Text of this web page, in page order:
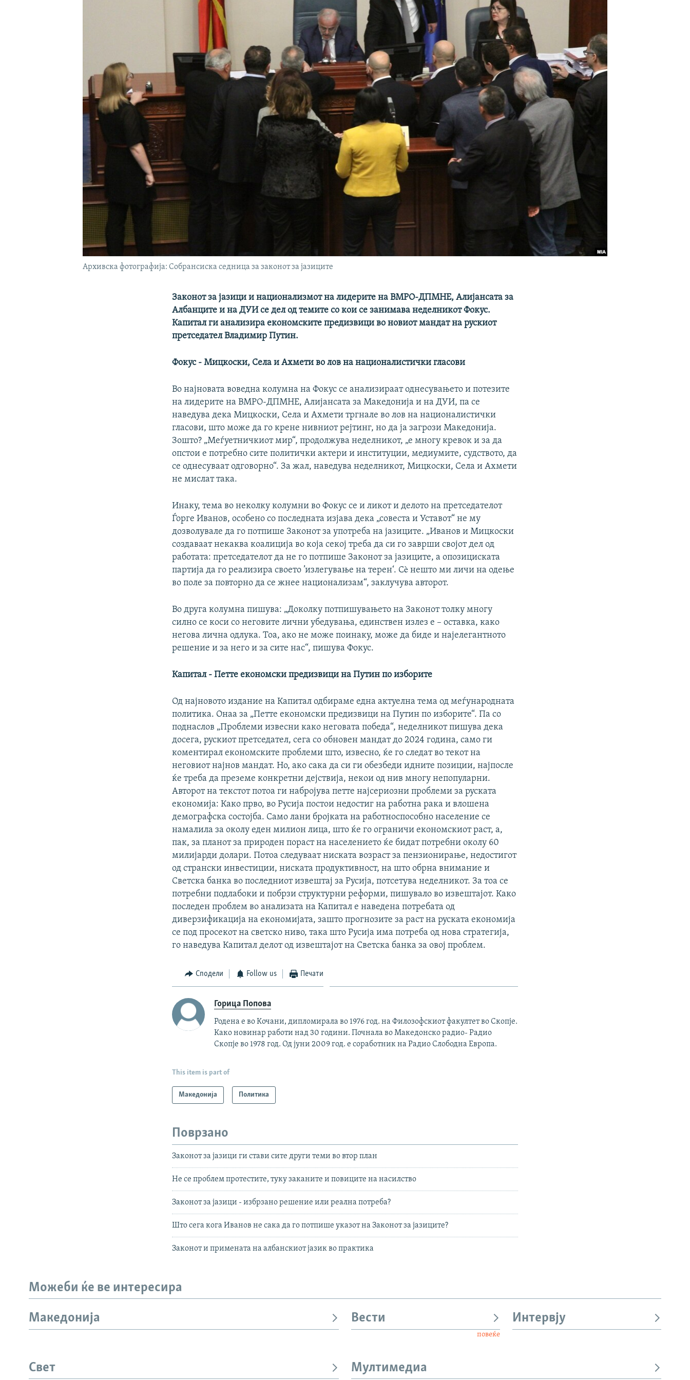
Архивска фотографија: Собрансиска седница за законот за јазиците
Законот за јазици и национализмот на лидерите на ВМРО-ДПМНЕ, Алијансата за
Албанците и на ДУИ се дел од темите со кои се занимава неделникот Фокус.
Капитал ги анализира економските предизвици во новиот мандат на рускиот
претседател Владимир Путин.
Фокус - Мицкоски, Села и Ахмети во лов на националистички гласови
Во најновата воведна колумна на Фокус се анализираат однесувањето и потезите
на лидерите на ВМРО-ДПМНЕ, Алијансата за Македонија и на ДУИ, па се
наведува дека Мицкоски, Села и Ахмети тргнале во лов на националистички
гласови, што може да го крене нивниот рејтинг, но да ја загрози Македонија.
Зошто? „Меѓуетничкиот мир“, продолжува неделникот, „е многу кревок и за да
опстои е потребно сите политички актери и институции, медиумите, судството, да
се однесуваат одговорно“. За жал, наведува неделникот, Мицкоски, Села и Ахмети
не мислат така.
Инаку, тема во неколку колумни во Фокус се и ликот и делото на претседателот
Ѓорге Иванов, особено со последната изјава дека „совеста и Уставот“ не му
дозволувале да го потпише Законот за употреба на јазиците. „Иванов и Мицкоски
создаваат некаква коалиција во која секој треба да си го заврши својот дел од
работата: претседателот да не го потпише Законот за јазиците, а опозициската
партија да го реализира своето ’излегување на терен‘. Сè нешто ми личи на одење
во поле за повторно да се жнее национализам“, заклучува авторот.
Во друга колумна пишува: „Доколку потпишувањето на Законот толку многу
силно се коси со неговите лични убедувања, единствен излез е – оставка, како
негова лична одлука. Тоа, ако не може поинаку, може да биде и најелегантното
решение и за него и за сите нас“, пишува Фокус.
Капитал - Петте економски предизвици на Путин по изборите
Од најновото издание на Капитал одбираме една актуелна тема од меѓународната
политика. Онаа за „Петте економски предизвици на Путин по изборите“. Па со
поднаслов „Проблеми извесни како неговата победа“, неделникот пишува дека
досега, рускиот претседател, сега со обновен мандат до 2024 година, само ги
коментирал економските проблеми што, извесно, ќе го следат во текот на
неговиот најнов мандат. Но, ако сака да си ги обезбеди идните позиции, најпосле
ќе треба да преземе конкретни дејствија, некои од нив многу непопуларни.
Авторот на текстот потоа ги набројува петте најсериозни проблеми за руската
економија: Како прво, во Русија постои недостиг на работна рака и влошена
демографска состојба. Само лани бројката на работноспособно население се
намалила за околу еден милион лица, што ќе го ограничи економскиот раст, а,
пак, за планот за природен пораст на населението ќе бидат потребни околу 60
милијарди долари. Потоа следуваат ниската возраст за пензионирање, недостигот
од странски инвестиции, ниската продуктивност, на што обрна внимание и
Светска банка во последниот извештај за Русија, потсетува неделникот. За тоа се
потребни подлабоки и побрзи структурни реформи, пишувало во извештајот. Како
последен проблем во анализата на Капитал е наведена потребата од
диверзификација на економијата, зашто прогнозите за раст на руската економија
се под просекот на светско ниво, така што Русија има потреба од нова стратегија,
го наведува Капитал делот од извештајот на Светска банка за овој проблем.
Сподели Follow us Печати
Горица Попова
Родена е во Кочани, дипломирала во 1976 год. на Филозофскиот факултет во Скопје.
Како новинар работи над 30 години. Почнала во Македонско радио- Радио
Скопје во 1978 год. Од јуни 2009 год. е соработник на Радио Слободна Европа.
This item is part of
Македонија Политика
Поврзано
Законот за јазици ги стави сите други теми во втор план
Не се проблем протестите, туку заканите и повиците на насилство
Законот за јазици - избрзано решение или реална потреба?
Што сега кога Иванов не сака да го потпише указот на Законот за јазиците?
Законот и примената на албанскиот јазик во практика
Можеби ќе ве интересира
Македонија Вести
повеќе
Интервју
Свет Мултимедиа